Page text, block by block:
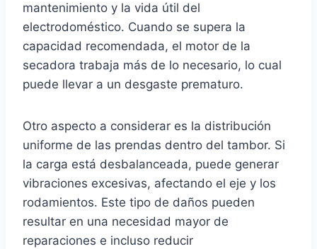
mantenimiento y la vida útil del
electrodoméstico. Cuando se supera la
capacidad recomendada, el motor de la
secadora trabaja más de lo necesario, lo cual
puede llevar a un desgaste prematuro.
Otro aspecto a considerar es la distribución
uniforme de las prendas dentro del tambor. Si
la carga está desbalanceada, puede generar
vibraciones excesivas, afectando el eje y los
rodamientos. Este tipo de daños pueden
resultar en una necesidad mayor de
reparaciones e incluso reducir